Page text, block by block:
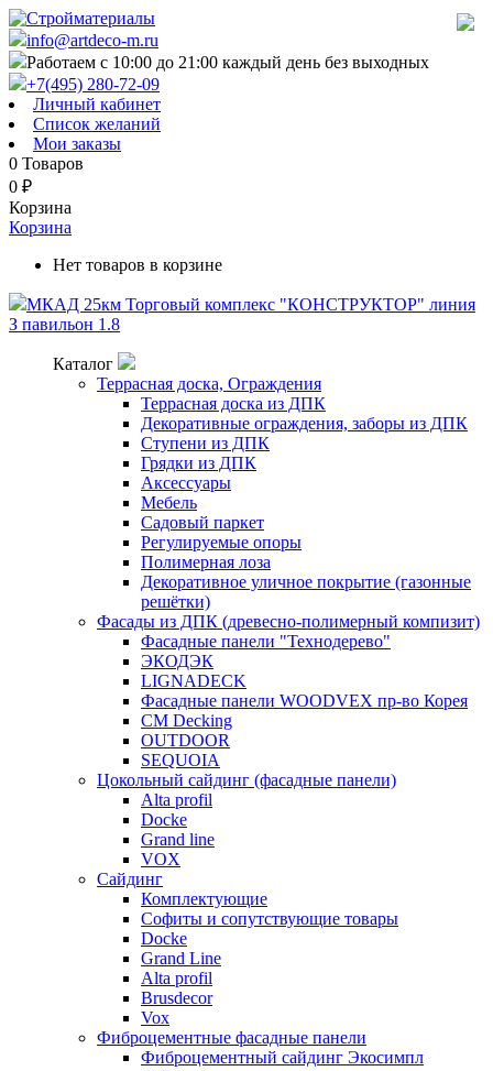
info@artdeco-m.ru
Работаем с 10:00 до 21:00 каждый день без выходных
+7(495) 280-72-09
Личный кабинет
Список желаний
Мои заказы
0 Товаров
0 ₽
Корзина
Корзина
Нет товаров в корзине
МКАД 25км Торговый комплекс "КОНСТРУКТОР" линия
З павильон 1.8
Каталог
Террасная доска, Ограждения
Террасная доска из ДПК
Декоративные ограждения, заборы из ДПК
Ступени из ДПК
Грядки из ДПК
Аксессуары
Мебель
Садовый паркет
Регулируемые опоры
Полимерная лоза
Декоративное уличное покрытие (газонные
решётки)
Фасады из ДПК (древесно-полимерный компизит)
Фасадные панели "Технодерево"
ЭКОДЭК
LIGNADECK
Фасадные панели WOODVEX пр-во Корея
CM Decking
OUTDOOR
SEQUOIA
Цокольный сайдинг (фасадные панели)
Alta profil
Docke
Grand line
VOX
Сайдинг
Комплектующие
Софиты и сопутствующие товары
Docke
Grand Line
Alta profil
Brusdecor
Vox
Фиброцементные фасадные панели
Фиброцементный сайдинг Экосимпл